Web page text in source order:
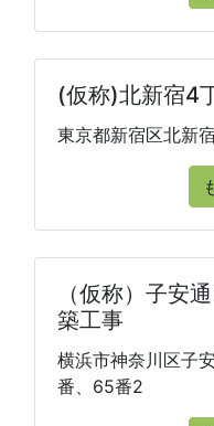
(仮称)北新宿4
東京都新宿区北新
（仮称）子安
築工事
横浜市神奈川区子
番、65番2